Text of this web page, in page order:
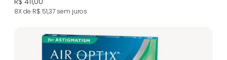
8X de R$ 51,37 sem juros